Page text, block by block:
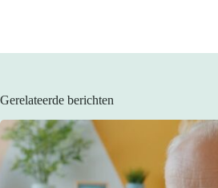
Gerelateerde berichten